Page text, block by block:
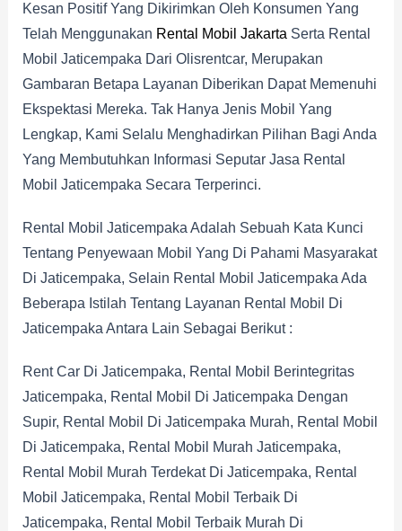
Kesan Positif Yang Dikirimkan Oleh Konsumen Yang
Telah Menggunakan Rental Mobil Jakarta Serta Rental
Mobil Jaticempaka Dari Olisrentcar, Merupakan
Gambaran Betapa Layanan Diberikan Dapat Memenuhi
Ekspektasi Mereka. Tak Hanya Jenis Mobil Yang
Lengkap, Kami Selalu Menghadirkan Pilihan Bagi Anda
Yang Membutuhkan Informasi Seputar Jasa Rental
Mobil Jaticempaka Secara Terperinci.
Rental Mobil Jaticempaka Adalah Sebuah Kata Kunci
Tentang Penyewaan Mobil Yang Di Pahami Masyarakat
Di Jaticempaka, Selain Rental Mobil Jaticempaka Ada
Beberapa Istilah Tentang Layanan Rental Mobil Di
Jaticempaka Antara Lain Sebagai Berikut :
Rent Car Di Jaticempaka, Rental Mobil Berintegritas
Jaticempaka, Rental Mobil Di Jaticempaka Dengan
Supir, Rental Mobil Di Jaticempaka Murah, Rental Mobil
Di Jaticempaka, Rental Mobil Murah Jaticempaka,
Rental Mobil Murah Terdekat Di Jaticempaka, Rental
Mobil Jaticempaka, Rental Mobil Terbaik Di
Jaticempaka, Rental Mobil Terbaik Murah Di